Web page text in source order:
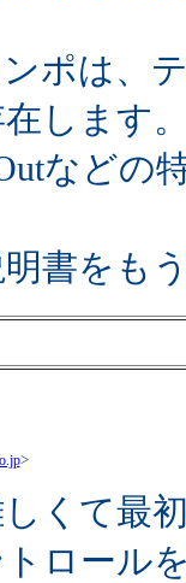
ポは、
します
などの
書をも
>
くて最
ロール